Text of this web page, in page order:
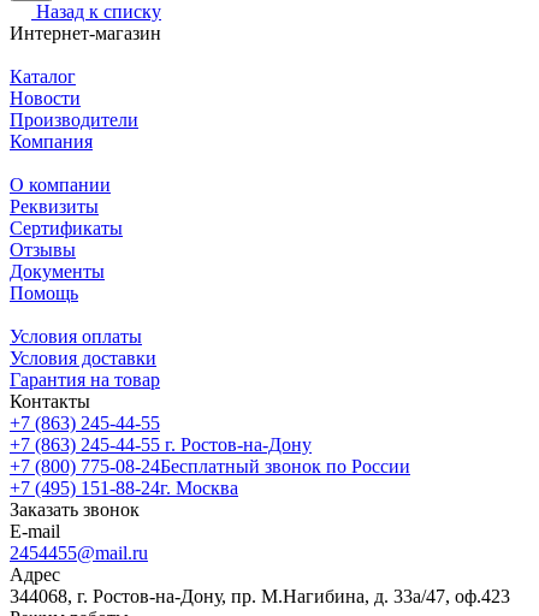
Назад к списку
Интернет-магазин
Каталог
Новости
Производители
Компания
О компании
Реквизиты
Сертификаты
Отзывы
Документы
Помощь
Условия оплаты
Условия доставки
Гарантия на товар
Контакты
+7 (863) 245-44-55
+7 (863) 245-44-55 г. Ростов-на-Дону
+7 (800) 775-08-24Бесплатный звонок по России
+7 (495) 151-88-24г. Москва
Заказать звонок
E-mail
2454455@mail.ru
Адрес
344068, г. Ростов-на-Дону, пр. М.Нагибина, д. 33а/47, оф.423